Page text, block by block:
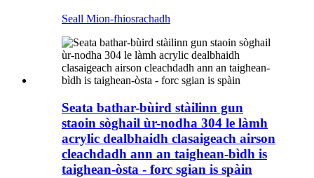
Seall Mion-fhiosrachadh
Seata bathar-bùird stàilinn gun
staoin sòghail ùr-nodha 304 le làmh
acrylic dealbhaidh clasaigeach airson
cleachdadh ann an taighean-bìdh is
taighean-òsta - forc sgian is spàin